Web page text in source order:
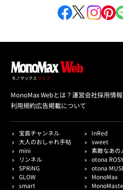
MonoMax Webとは？運営会社採用情報
利用規約広告掲載について
宝島チャンネル
InRed
大人のおしゃれ手帖
sweet
mini
素敵なあの
リンネル
otona
SPRiNG
otona
GLOW
MonoMax
smart